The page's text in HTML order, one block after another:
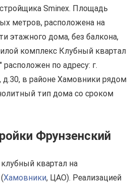
Sminex. Площадь
метров, расположена на
этажного дома, без балкона,
комплекс Клубный квартал
по адресу: г.
д.30, в районе Хамовники рядом
тип дома со сроком
Фрунзенский
квартал на
Хамовники, ЦАО). Реализацией